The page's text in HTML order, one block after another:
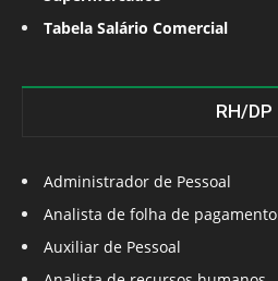
Tabela Salário Comercial
RH/DP
Administrador de Pessoal
Analista de folha de pagamento
Auxiliar de Pessoal